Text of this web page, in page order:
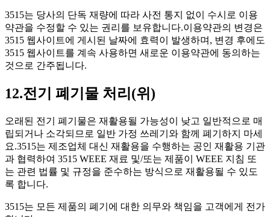
3515는 당사의 단독 재량에 따라 사전 통지 없이 수시로 이용
약관을 수정할 수 있는 권리를 보유합니다.이용약관의 변경은
3515 웹사이트에 게시된 날짜에 효력이 발생하며, 변경 후에도
3515 웹사이트를 계속 사용하면 새로운 이용약관에 동의하는
것으로 간주됩니다.
12.전기 폐기물 처리(위)
오래된 전기 폐기물은 재활용될 가능성이 낮고 일반적으로 매
립되거나 소각되므로 일반 가정 쓰레기와 함께 폐기하지 마세
요.3515는 제조업체 대신 재활용을 수행하는 공인 재활용 기관
과 협력하여 3515 WEEE 재료 및/또는 제품이 WEEE 지침 또
는 관련 법률 및 규정을 준수하는 방식으로 재활용될 수 있도
록 합니다.
3515는 모든 제품의 폐기에 대한 의무와 책임을 고객에게 전가